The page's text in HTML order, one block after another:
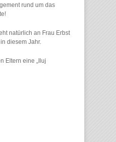
rund um das
natürlich an Frau Erbst
diesem Jahr.
Eltern eine „Iluj